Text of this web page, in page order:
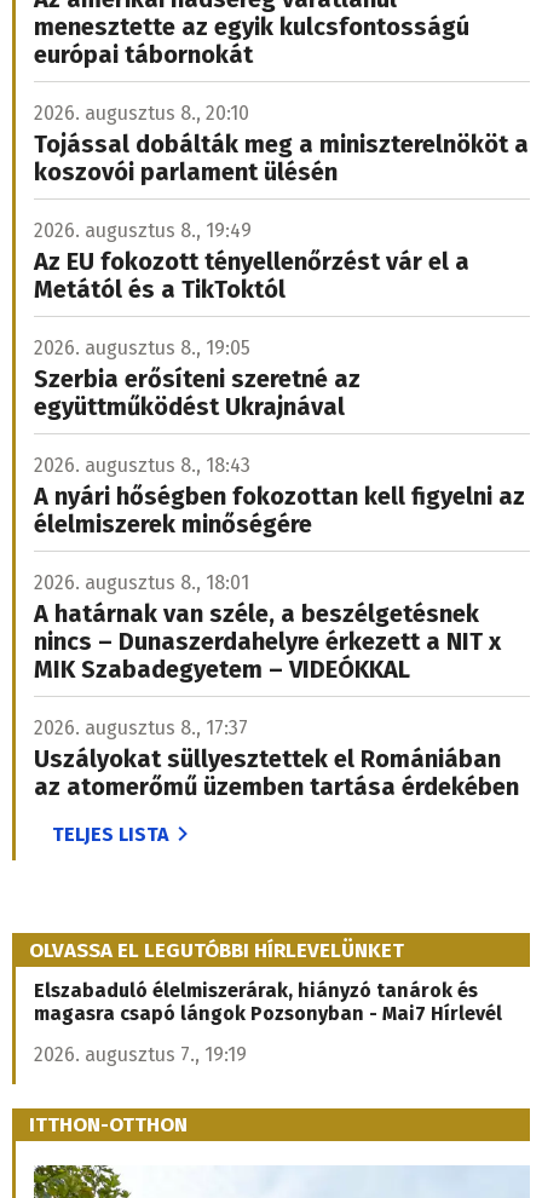
menesztette az egyik kulcsfontosságú
európai tábornokát
2026. augusztus 8., 20:10
Tojással dobálták meg a miniszterelnököt a
koszovói parlament ülésén
2026. augusztus 8., 19:49
Az EU fokozott tényellenőrzést vár el a
Metától és a TikToktól
2026. augusztus 8., 19:05
Szerbia erősíteni szeretné az
együttműködést Ukrajnával
2026. augusztus 8., 18:43
A nyári hőségben fokozottan kell figyelni az
élelmiszerek minőségére
2026. augusztus 8., 18:01
A határnak van széle, a beszélgetésnek
nincs – Dunaszerdahelyre érkezett a NIT x
MIK Szabadegyetem – VIDEÓKKAL
2026. augusztus 8., 17:37
Uszályokat süllyesztettek el Romániában
az atomerőmű üzemben tartása érdekében
TELJES LISTA
OLVASSA EL LEGUTÓBBI HÍRLEVELÜNKET
Elszabaduló élelmiszerárak, hiányzó tanárok és
magasra csapó lángok Pozsonyban - Mai7 Hírlevél
2026. augusztus 7., 19:19
ITTHON-OTTHON